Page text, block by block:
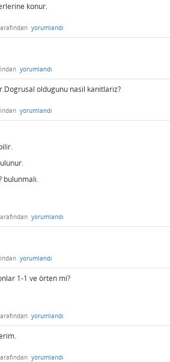
konur.
yorumlandı
yorumlandı
oldugunu nasil kanitlariz?
yorumlandı
bulunmalı.
yorumlandı
yorumlandı
1-1 ve örten mi?
yorumlandı
yorumlandı